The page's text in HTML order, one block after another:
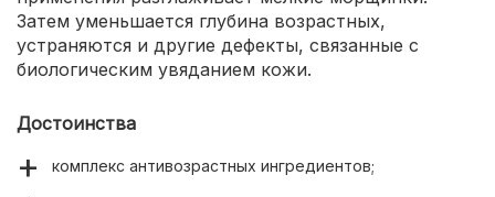
Затем уменьшается глубина возрастных,
устраняются и другие дефекты, связанные с
биологическим увяданием кожи.
Достоинства
комплекс антивозрастных ингредиентов;